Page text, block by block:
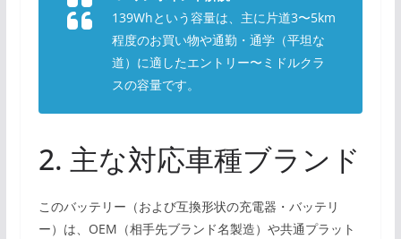
139Whという容量は、主に片道3〜5km
程度のお買い物や通勤・通学（平坦な
道）に適したエントリー〜ミドルクラ
スの容量です。
2. 主な対応車種ブランド
このバッテリー（および互換形状の充電器・バッテリ
ー）は、OEM（相手先ブランド名製造）や共通プラット